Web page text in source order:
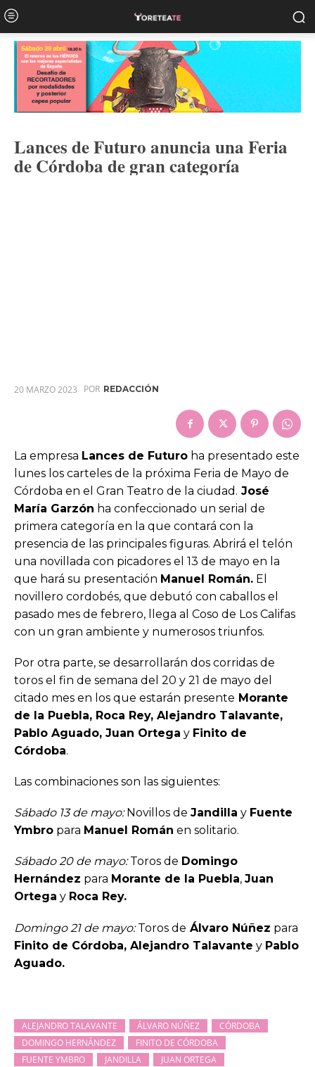
Lances de Futuro anuncia una Feria
de Córdoba de gran categoría
20 MARZO 2023 POR REDACCIÓN
La empresa Lances de Futuro ha presentado este
lunes los carteles de la próxima Feria de Mayo de
Córdoba en el Gran Teatro de la ciudad. José
María Garzón ha confeccionado un serial de
primera categoría en la que contará con la
presencia de las principales figuras. Abrirá el telón
una novillada con picadores el 13 de mayo en la
que hará su presentación Manuel Román. El
novillero cordobés, que debutó con caballos el
pasado mes de febrero, llega al Coso de Los Califas
con un gran ambiente y numerosos triunfos.
Por otra parte, se desarrollarán dos corridas de
toros el fin de semana del 20 y 21 de mayo del
citado mes en los que estarán presente Morante
de la Puebla, Roca Rey, Alejandro Talavante,
Pablo Aguado, Juan Ortega y Finito de
Córdoba.
Las combinaciones son las siguientes:
Sábado 13 de mayo: Novillos de Jandilla y Fuente
Ymbro para Manuel Román en solitario.
Sábado 20 de mayo:Toros de Domingo
Hernández para Morante de la Puebla, Juan
Ortega y Roca Rey.
Domingo 21 de mayo:Toros de Álvaro Núñez para
Finito de Córdoba, Alejandro Talavante y Pablo
Aguado.
ALEJANDRO TALAVANTE ÁLVARO NÚÑEZ
CÓRDOBA
DOMINGO HERNÁNDEZ
FINITO DE CÓRDOBA
FUENTE YMBRO
JANDILLA
JUAN ORTEGA